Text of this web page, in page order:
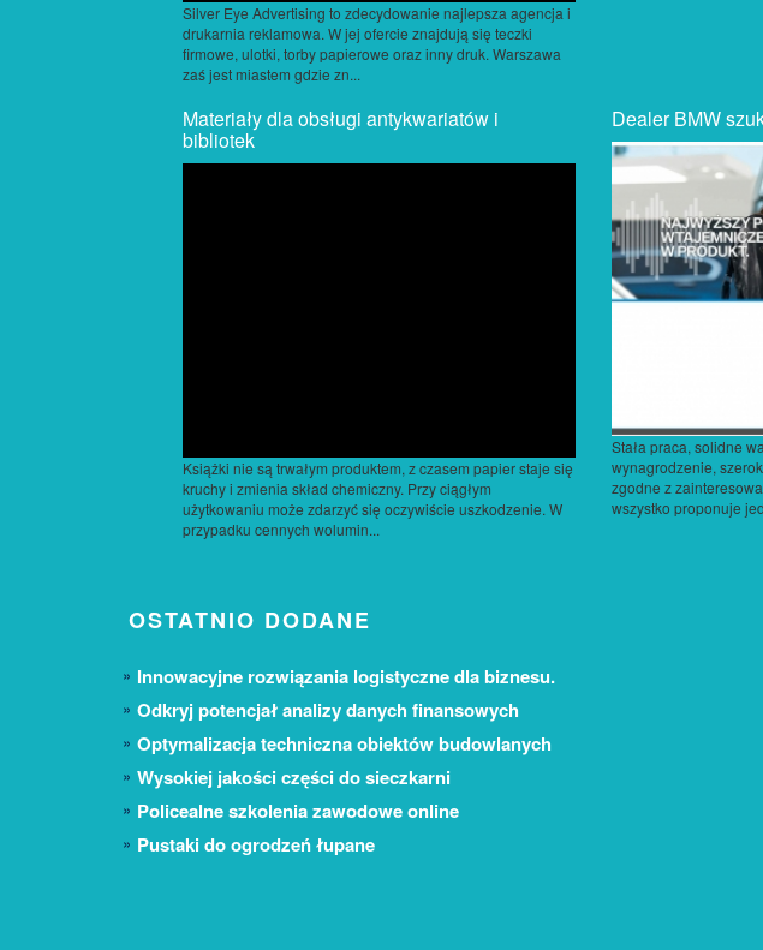
Silver Eye Advertising to zdecydowanie najlepsza agencja i
drukarnia reklamowa. W jej ofercie znajdują się teczki
firmowe, ulotki, torby papierowe oraz inny druk. Warszawa
zaś jest miastem gdzie zn...
Materiały dla obsługi antykwariatów i
bibliotek
Książki nie są trwałym produktem, z czasem papier staje się
kruchy i zmienia skład chemiczny. Przy ciągłym
użytkowaniu może zdarzyć się oczywiście uszkodzenie. W
przypadku cennych wolumin...
Dealer BMW
Stała praca, solidne
wynagrodzenie,
zgodne z
wszystko proponuje
OSTATNIO DODANE
Innowacyjne rozwiązania logistyczne dla biznesu.
Odkryj potencjał analizy danych finansowych
Optymalizacja techniczna obiektów budowlanych
Wysokiej jakości części do sieczkarni
Policealne szkolenia zawodowe online
Pustaki do ogrodzeń łupane